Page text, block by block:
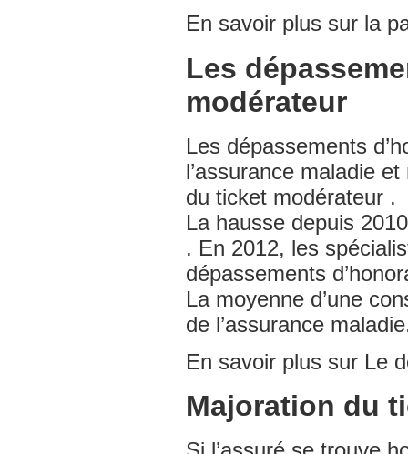
En savoir plus sur la
Les
modérateur
Les dépassements
l’assurance maladie
du ticket modérateur .
La hausse depuis
. En 2012, les
dépassements
La moyenne d’une
de l’assurance
En savoir plus sur Le
Majoration du